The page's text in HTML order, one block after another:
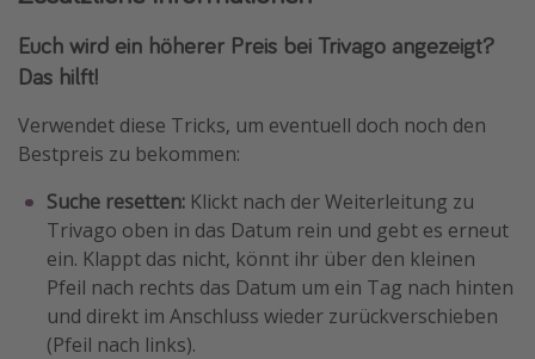
Euch wird ein höherer Preis bei Trivago angezeigt?
Das hilft!
Verwendet diese Tricks, um eventuell doch noch den
Bestpreis zu bekommen:
Suche resetten: Klickt nach der Weiterleitung zu
Trivago oben in das Datum rein und gebt es erneut
ein. Klappt das nicht, könnt ihr über den kleinen
Pfeil nach rechts das Datum um ein Tag nach hinten
und direkt im Anschluss wieder zurückverschieben
(Pfeil nach links).